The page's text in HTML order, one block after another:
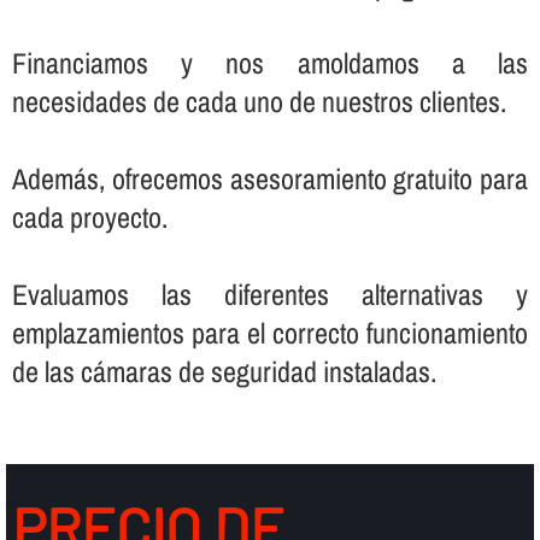
Financiamos y nos amoldamos a las
necesidades de cada uno de nuestros clientes.
Además, ofrecemos asesoramiento gratuito para
cada proyecto.
Evaluamos las diferentes alternativas y
emplazamientos para el correcto funcionamiento
de las cámaras de seguridad instaladas.